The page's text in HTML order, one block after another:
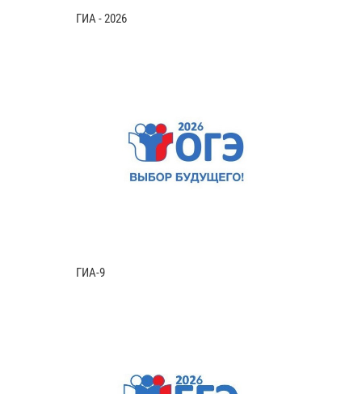
ГИА - 2026
ГИА-9